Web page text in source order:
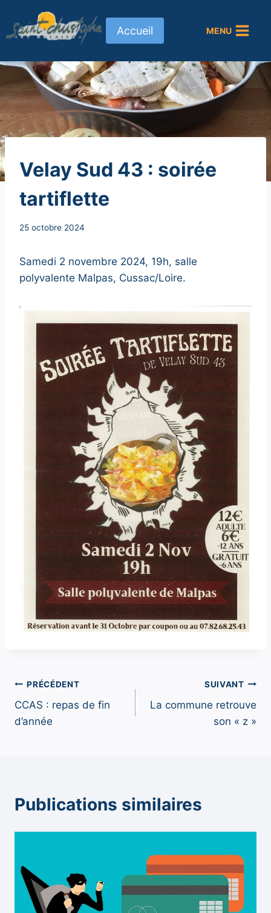
contenu
Accueil MENU
NON
CLASSÉ
Velay Sud 43 : soirée
tartiflette
Par
25 octobre 2024
Samedi 2 novembre 2024, 19h, salle
polyvalente Malpas, Cussac/Loire.
Navigation
de
PRÉCÉDENT
CCAS : repas de fin
d’année
SUIVANT
La commune retrouve
son « z »
Publications similaires